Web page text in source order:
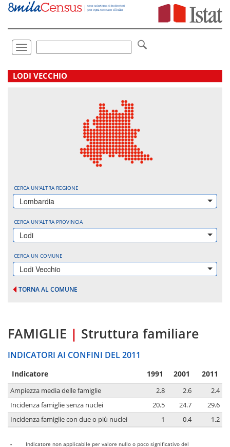
Vai
direttamente
Toggle
navigation
LODI VECCHIO
CERCA UN'ALTRA REGIONE
Lombardia
CERCA UN'ALTRA PROVINCIA
Lodi
CERCA UN COMUNE
Lodi Vecchio
TORNA AL COMUNE
FAMIGLIE | Struttura familiare
INDICATORI AI CONFINI DEL 2011
Indicatore 1991 2001 2011
Ampiezza media delle famiglie 2.8 2.6
2.4
Incidenza famiglie senza nuclei
20.5 24.7
29.6
Incidenza famiglie con due o più nuclei
1 0.4 1.2
-
Indicatore non applicabile per valore nullo o poco significativo del